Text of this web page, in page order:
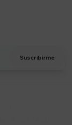
Suscribirme